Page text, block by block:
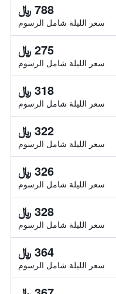
788 ﷼
سعر الليلة شامل الرسوم
275 ﷼
سعر الليلة شامل الرسوم
318 ﷼
سعر الليلة شامل الرسوم
322 ﷼
سعر الليلة شامل الرسوم
326 ﷼
سعر الليلة شامل الرسوم
328 ﷼
سعر الليلة شامل الرسوم
364 ﷼
سعر الليلة شامل الرسوم